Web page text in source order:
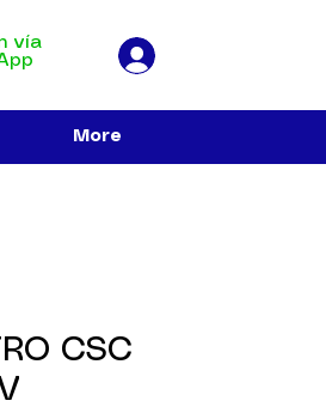
vía
More
CSC